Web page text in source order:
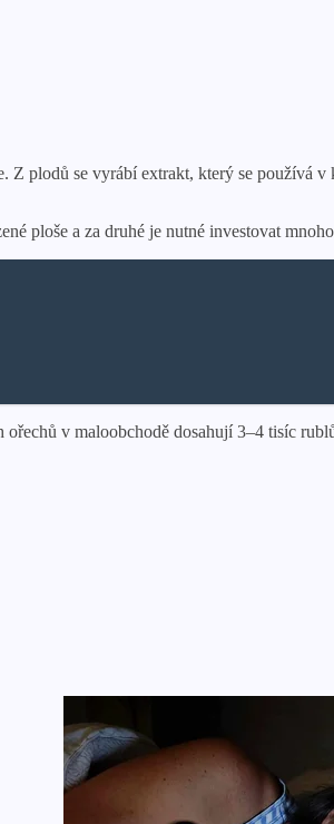
plodů se vyrábí extrakt, který se používá
ploše a za druhé je nutné investovat
v maloobchodě dosahují 3–4 tisíc